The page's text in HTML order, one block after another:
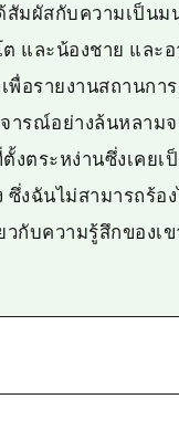
สัมผัสกับความเป็น
และน้องชาย และ
เพื่อรายงานสถานก
ารณ์อย่างล้นหลาม
งตระหง่านซึ่งเคย
ซึ่งฉันไม่สามารถร้อ
วกับความรู้สึกของเ